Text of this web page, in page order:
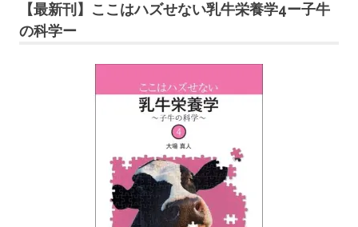
【最新刊】ここはハズせない乳牛栄養学4ー子牛
の科学ー